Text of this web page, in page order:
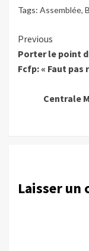
Tags: Assemblée,
Continue
Reading
Previous
Porter le point
Fcfp: « Faut pas
Centrale
Laisser un